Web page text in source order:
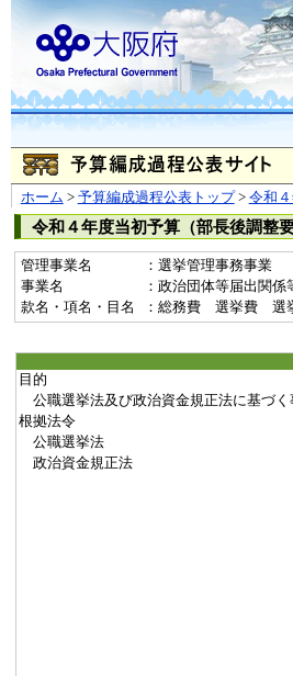
ホーム > 予算編成過程公表トップ> 令和
令和４年度当初予算（部長後調
管理事業名
：選挙管理事務事業
事業名
：政治団体等届出関係
款名・項名・目名
：総務費 選挙費 選
目的
公職選挙法及び政治資金規正法に基づく
根拠法令
公職選挙法
政治資金規正法